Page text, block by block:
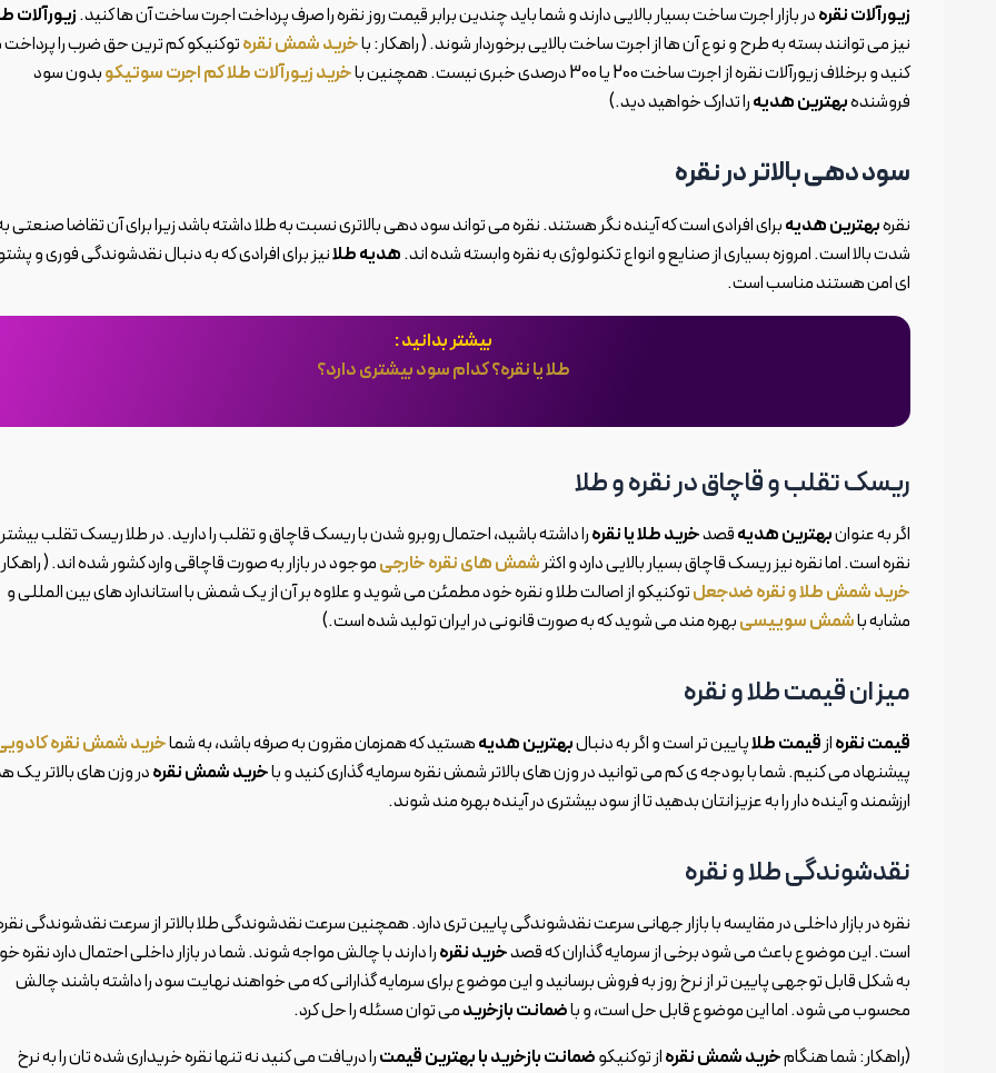
زیورآلات نقرهدر بازار اجرت ساخت بسیار بالایی دارند و شما باید چندین برابر قیمت روز نقره را صرف پرداخت اجرت ساخت آن ها کنید.زیورآلات
نیز می توانند بسته به طرح و نوع آن ها از اجرت ساخت بالایی برخوردار شوند. ( راهکار: باخرید شمش نقرهتوکنیکو کم ترین حق ضرب را
کنید و برخلاف زیورآلات نقره از اجرت ساخت 200 یا 300 درصدی خبری نیست. همچنین با
خرید زیورآلات طلا کم اجرت سوتیکوبدون سود
فروشندهبهترین هدیهرا تدارک خواهید دید.)
سود دهی بالاتر در نقره
نقرهبهترین هدیهبرای افرادی است که آینده نگر هستند. نقره می تواند سود دهی بالاتری نسبت به طلا داشته باشد زیرا برای آن تقاضا صنعتی
شدت بالا است. امروزه بسیاری از صنایع و انواع تکنولوژی به نقره وابسته شده اند.هدیه طلانیز برای افرادی که به دنبال نقدشوندگی فوری و
ای امن هستند مناسب است.
بیشتر بدانید :
طلا یا نقره؟ کدام سود بیشتری دارد؟
ریسک تقلب و قاچاق در نقره و طلا
اگر به عنوانبهترین هدیهقصدخرید طلا یا نقرهرا داشته باشید، احتمال روبرو شدن با ریسک قاچاق و تقلب را دارید. در طلا ریسک تقلب بیشتر
نقره است. اما نقره نیز ریسک قاچاق بسیار بالایی دارد و اکثر شمش های نقره خارجیموجود در بازار به صورت قاچاقی وارد کشور شده اند. (
خرید شمش طلا و نقره ضدجعلتوکنیکو از اصالت طلا و نقره خود مطمئن می شوید و علاوه بر آن از یک شمش با استاندارد های بین المللی و
مشابه باشمش سوییسیبهره مند می شوید که به صورت قانونی در ایران تولید شده است.)
میزان قیمت طلا و نقره
قیمت نقرهازقیمت طلاپایین تر است و اگر به دنبالبهترین هدیههستید که همزمان مقرون به صرفه باشد، به شماخرید شمش نقره
پیشنهاد می کنیم. شما با بودجه ی کم می توانید در وزن های بالاتر شمش نقره سرمایه گذاری کنید و باخرید شمش نقرهدر وزن های بالاتر یک
ارزشمند و آینده دار را به عزیزانتان بدهید تا از سود بیشتری در آینده بهره مند شوند.
نقدشوندگی طلا و نقره
نقره در بازار داخلی در مقایسه با بازار جهانی سرعت نقدشوندگی پایین تری دارد. همچنین سرعت نقدشوندگی طلا بالاتر از سرعت نقدشوندگی
است. این موضوع باعث می شود برخی از سرمایه گذاران که قصدخرید نقرهرا دارند با چالش مواجه شوند. شما در بازار داخلی احتمال دارد نقره
به شکل قابل توجهی پایین تر از نرخ روز به فروش برسانید و این موضوع برای سرمایه گذارانی که می خواهند نهایت سود را داشته باشند چالش
محسوب می شود. اما این موضوع قابل حل است، و باضمانت بازخریدمی توان مسئله را حل کرد.
(راهکار: شما هنگامخرید شمش نقرهاز توکنیکوضمانت بازخرید با بهترین قیمترا دریافت می کنید نه تنها نقره خریداری شده تان را به نرخ